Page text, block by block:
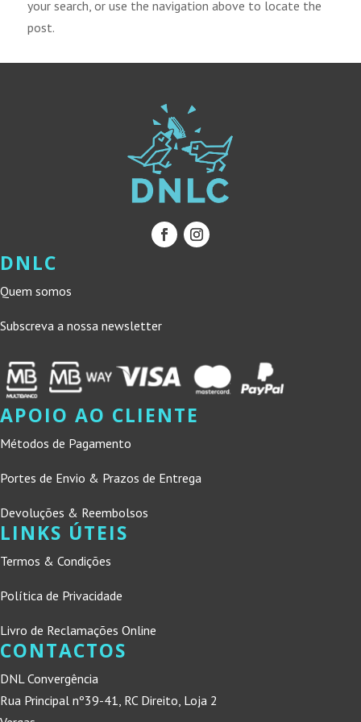
your search, or use the navigation above to locate the
post.
DNLC
Quem somos
Subscreva a nossa newsletter
APOIO AO CLIENTE
Métodos de Pagamento
Portes de Envio & Prazos de Entrega
Devoluções & Reembolsos
LINKS ÚTEIS
Termos & Condições
Política de Privacidade
Livro de Reclamações Online
CONTACTOS
DNL Convergência
Rua Principal nº39-41, RC Direito, Loja 2